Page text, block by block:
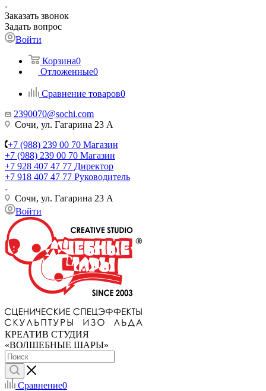
Заказать звонок
Задать вопрос
Войти
Корзина0
Отложенные0
Сравнение товаров0
2390070@sochi.com
Сочи, ул. Гагарина 23 А
+7 (988) 239 00 70 Магазин
+7 (988) 239 00 70 Магазин
+7 928 407 47 77 Директор
+7 918 407 47 77 Руководитель
Сочи, ул. Гагарина 23 А
Войти
КРЕАТИВ СТУДИЯ
«ВОЛШЕБНЫЕ ШАРЫ»
Сравнение0